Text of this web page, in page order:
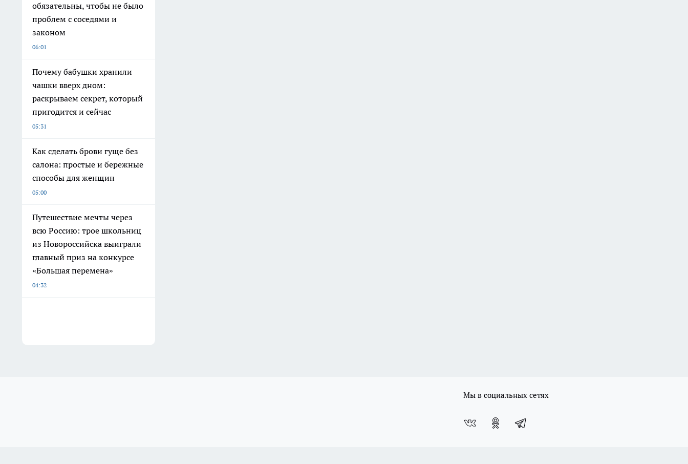
обязательны, чтобы не было
проблем с соседями и
законом
06:01
Почему бабушки хранили
чашки вверх дном:
раскрываем секрет, который
пригодится и сейчас
05:31
Как сделать брови гуще без
салона: простые и бережные
способы для женщин
05:00
Путешествие мечты через
всю Россию: трое школьниц
из Новороссийска выиграли
главный приз на конкурсе
«Большая перемена»
04:32
Мы в социальных сетях